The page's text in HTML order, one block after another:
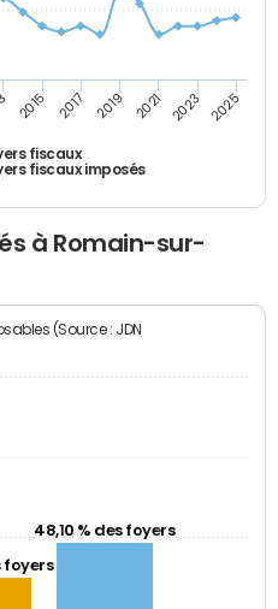
fiscaux
fiscaux imposés
2015 2017 2019 2021 2023 2025
à Romain-sur-
(Source : JDN
foyers
48,10 % des foyers